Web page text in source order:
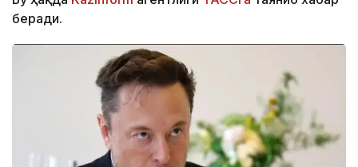
беради.